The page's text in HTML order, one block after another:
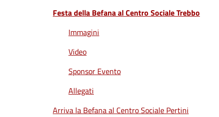
Festa della Befana al Centro Sociale Trebbo
Immagini
Video
Sponsor Evento
Allegati
Arriva la Befana al Centro Sociale Pertini